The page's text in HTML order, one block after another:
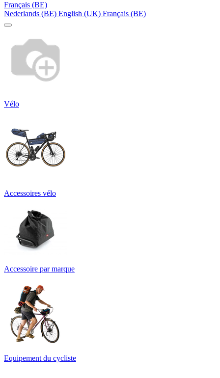
Français (BE)
Nederlands (BE) English (UK) Français (BE)
Vélo
Accessoires vélo
Accessoire par marque
Equipement du cycliste